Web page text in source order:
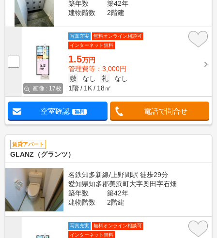
築年数
築42年
建物階数
2階建
画像 : 17枚
写真充実
無料オンライン相談可
インターネット無料
1.5万円
管理費等：3,000円
敷
なし 礼
なし
1階
1K 18㎡
空室確認 無料 電話で問合せ
賃貸アパート
GLANZ（グランツ）
名鉄知多新線/上野間駅 徒歩29分
愛知県知多郡美浜町大字奥田字石畑
築年数
築42年
建物階数
2階建
写真充実
無料オンライン相談可
インターネット無料